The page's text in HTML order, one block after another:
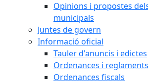
Opinions i propostes
municipals
Juntes de govern
Informació oficial
Tauler d'anuncis i edictes
Ordenances i reglaments
Ordenances fiscals